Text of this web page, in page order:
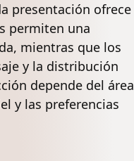
presentación ofrece
permiten una
mientras que los
y la distribución
depende del área
y las preferencias